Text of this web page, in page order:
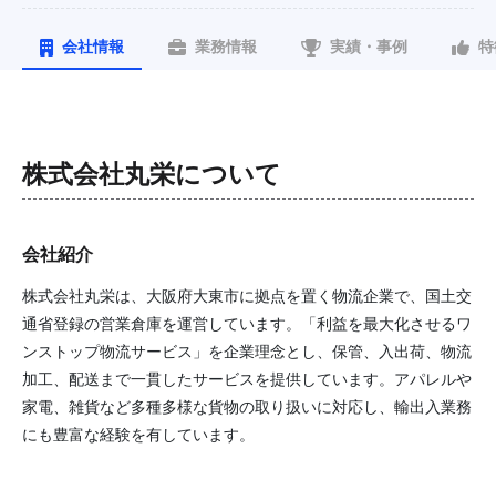
会社情報 業務情報 実績・事例
株式会社丸栄について
会社紹介
株式会社丸栄は、大阪府大東市に拠点を置く物流企業で、国土交
通省登録の営業倉庫を運営しています。「利益を最大化させるワ
ンストップ物流サービス」を企業理念とし、保管、入出荷、物流
加工、配送まで一貫したサービスを提供しています。アパレルや
家電、雑貨など多種多様な貨物の取り扱いに対応し、輸出入業務
にも豊富な経験を有しています。